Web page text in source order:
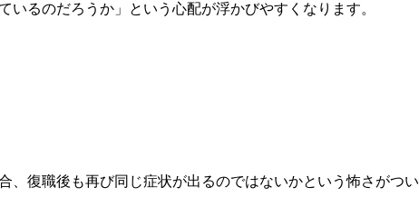
いるのだろうか」という心配が浮かびやすくなります。
、復職後も再び同じ症状が出るのではないかという怖さがつい